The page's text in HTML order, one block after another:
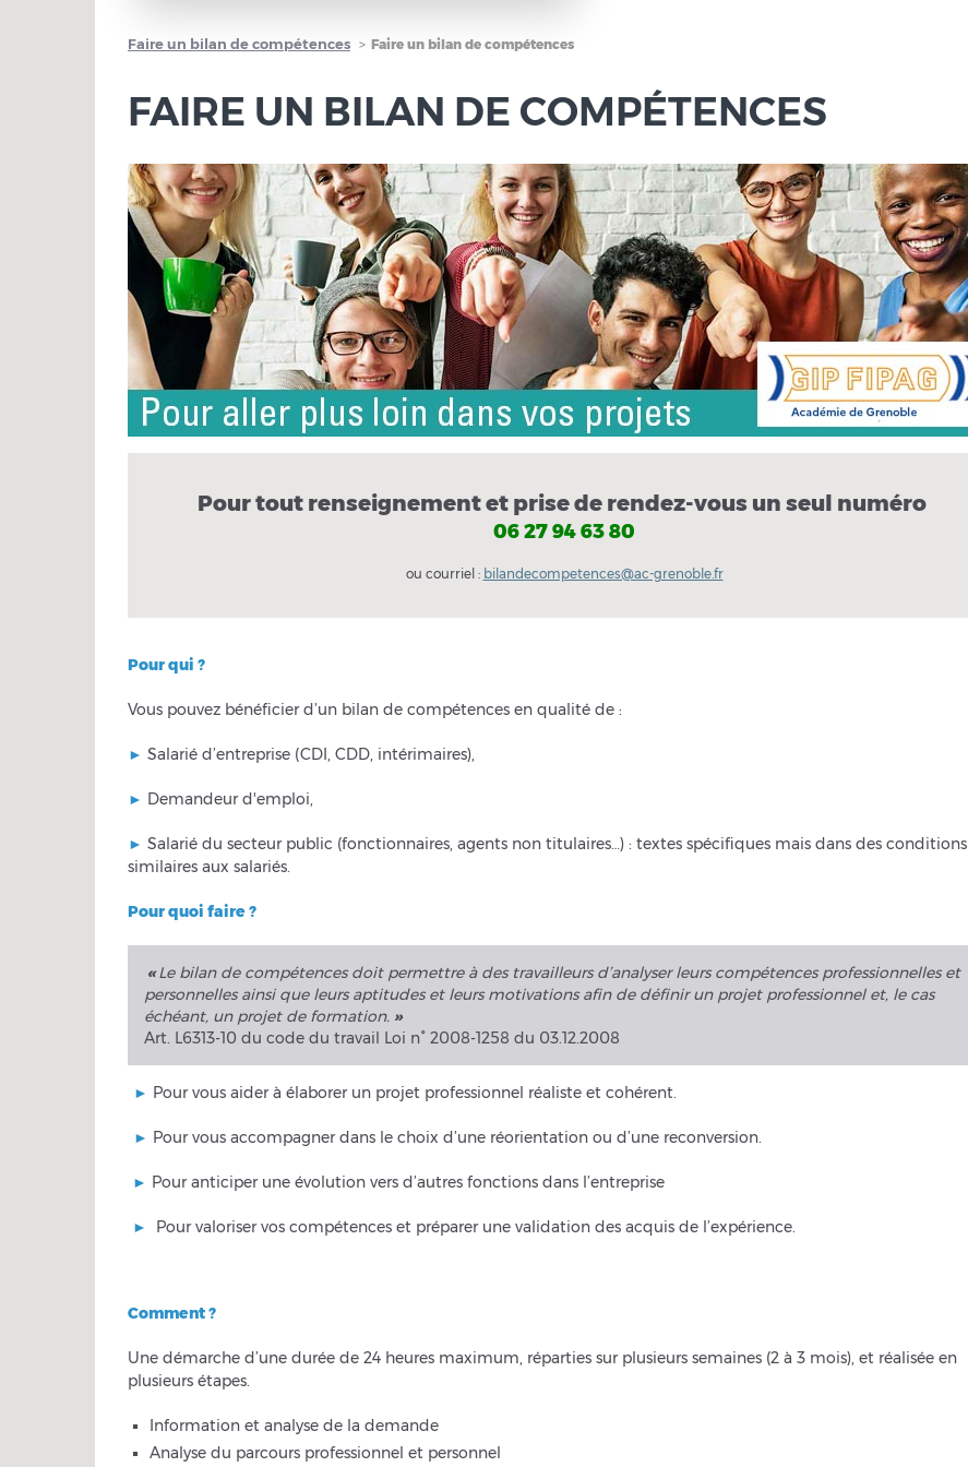
Faire un bilan de compétences Faire un bilan de compétences
FAIRE UN BILAN DE COMPÉTENCES
Pour tout renseignement et prise de rendez-vous un seul numéro
06 27 94 63 80
ou courriel : bilandecompetences@ac-grenoble.fr
Pour qui ?
Vous pouvez bénéficier d’un bilan de compétences en qualité de :
► Salarié d’entreprise (CDI, CDD, intérimaires),
► Demandeur d'emploi,
► Salarié du secteur public (fonctionnaires, agents non titulaires…) : textes spécifiques mais dans des conditions
similaires aux salariés.
Pour quoi faire ?
«Le bilan de compétences doit permettre à des travailleurs d’analyser leurs compétences professionnelles et
personnelles ainsi que leurs aptitudes et leurs motivations afin de définir un projet professionnel et, le cas
échéant, un projet de formation. »
Art. L6313-10 du code du travail Loi n° 2008-1258 du 03.12.2008
► Pour vous aider à élaborer un projet professionnel réaliste et cohérent.
► Pour vous accompagner dans le choix d’une réorientation ou d’une reconversion.
► Pour anticiper une évolution vers d’autres fonctions dans l’entreprise
► Pour valoriser vos compétences et préparer une validation des acquis de l’expérience.
Comment ?
Une démarche d’une durée de 24 heures maximum, réparties sur plusieurs semaines (2 à 3 mois), et réalisée en
plusieurs étapes.
Information et analyse de la demande
Analyse du parcours professionnel et personnel